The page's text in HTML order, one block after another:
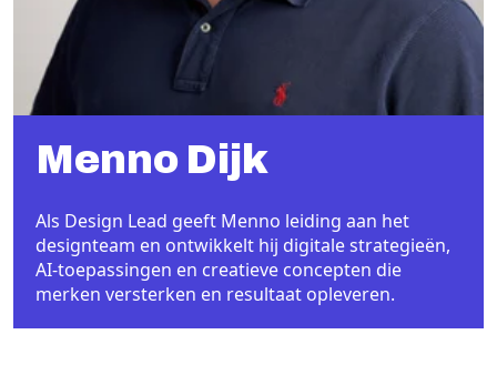
Menno Dijk
Als Design Lead geeft Menno leiding aan het
designteam en ontwikkelt hij digitale strategieën,
AI-toepassingen en creatieve concepten die
merken versterken en resultaat opleveren.